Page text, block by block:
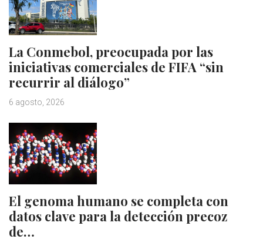
La Conmebol, preocupada por las
iniciativas comerciales de FIFA “sin
recurrir al diálogo”
6 agosto, 2026
El genoma humano se completa con
datos clave para la detección precoz
de…